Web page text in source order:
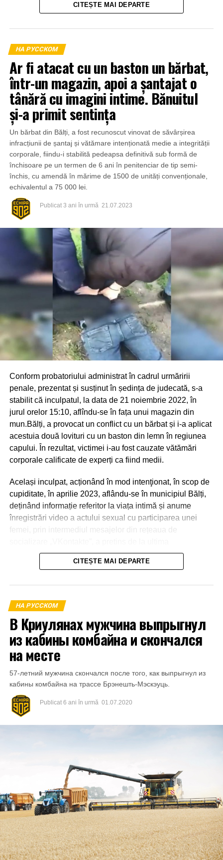
CITEȘTE MAI DEPARTE
НА РУССКОМ
Ar fi atacat cu un baston un bărbat,
într-un magazin, apoi a șantajat o
tânără cu imagini intime. Bănuitul
și-a primit sentința
Un bărbat din Bălți, a fost recunoscut vinovat de săvârșirea
infracțiunii de șantaj și vătămare intenționată medie a integrității
corporale, fiindu-i stabilită pedeapsa definitivă sub formă de
închisoare pe un termen de 6 ani în penitenciar de tip semi-
închis, cu amendă în mărime de 1500 de unități convenționale,
echivalentul a 75 000 lei.
Publicat 3 ani în urmă 21.07.2023
Conform probatoriului administrat în cadrul urmăririi
penale, prezentat și susținut în ședința de judecată, s-a
stabilit că inculpatul, la data de 21 noiembrie 2022, în
jurul orelor 15:10, aflîndu-se în fața unui magazin din
mun.Bălți, a provocat un conflict cu un bărbat și i-a aplicat
acestuia două lovituri cu un baston din lemn în regiunea
capului. În rezultat, victimei i-au fost cauzate vătămări
corporale calificate de experți ca fiind medii.
Același inculpat, acționând în mod intenţionat, în scop de
cupiditate, în aprilie 2023, aflându-se în municipiul Bălți,
deținând informație referitor la viața intimă și anume
înregistrări video a actului sexual cu participarea unei
femei, prin intermediul mesajelor din rețeaua de
transmiterea banilor în sumă de 600 euro, în caz contrar o
amenința cu răspândirea înregistrărilor video.
La 21 aprilie 2023, aflându-se în apartamentul părții
vătămate din mun.Bălți a primit o parte din sumă și anume
1000 de lei.
CITEȘTE MAI DEPARTE
НА РУССКОМ
В Криулянах мужчина выпрыгнул
из кабины комбайна и скончался
на месте
57-летний мужчина скончался после того, как выпрыгнул из
кабины комбайна на трассе Брэнешть-Мэскэуць.
Publicat 6 ani în urmă 01.07.2020